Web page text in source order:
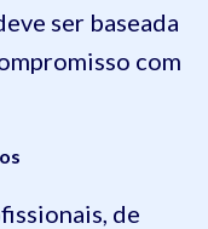
ser baseada
com
de